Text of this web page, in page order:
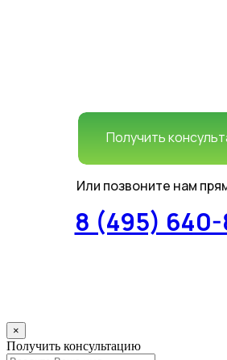
Получить
Или позвоните нам
8 (495)
×
Получить консультацию